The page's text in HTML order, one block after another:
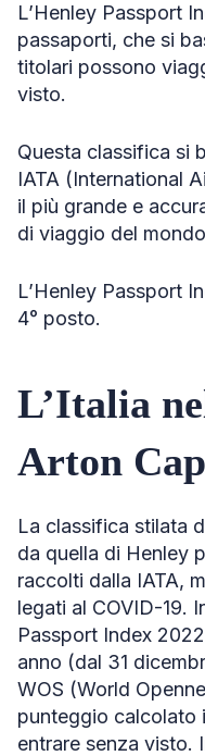
L’Henley Passport
passaporti, che si
titolari possono
visto.
Questa classifica si
IATA (International
il più grande e
di viaggio del
L’Henley Passport
4° posto.
L’Italia
Arton
La classifica stilata
da quella di Henley
raccolti dalla IATA,
legati al COVID-19.
Passport Index
anno (dal 31
WOS (World
punteggio calcolato
entrare senza visto.